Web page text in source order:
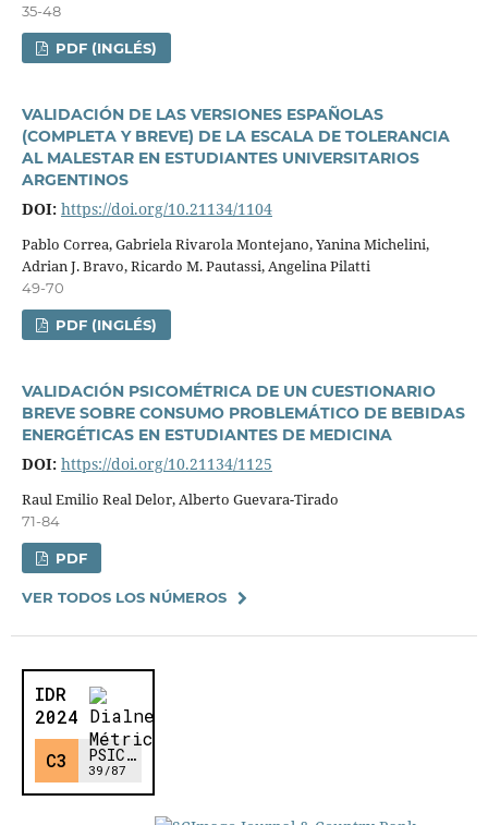
35-48
PDF (INGLÉS)
VALIDACIÓN DE LAS VERSIONES ESPAÑOLAS
(COMPLETA Y BREVE) DE LA ESCALA DE TOLERANCIA
AL MALESTAR EN ESTUDIANTES UNIVERSITARIOS
ARGENTINOS
DOI: https://doi.org/10.21134/1104
Pablo Correa, Gabriela Rivarola Montejano, Yanina Michelini,
Adrian J. Bravo, Ricardo M. Pautassi, Angelina Pilatti
49-70
PDF (INGLÉS)
VALIDACIÓN PSICOMÉTRICA DE UN CUESTIONARIO
BREVE SOBRE CONSUMO PROBLEMÁTICO DE BEBIDAS
ENERGÉTICAS EN ESTUDIANTES DE MEDICINA
DOI: https://doi.org/10.21134/1125
Raul Emilio Real Delor, Alberto Guevara-Tirado
71-84
PDF
VER TODOS LOS NÚMEROS